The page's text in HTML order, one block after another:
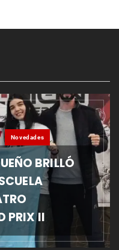
Novedades
BRILLÓ
PRIX II